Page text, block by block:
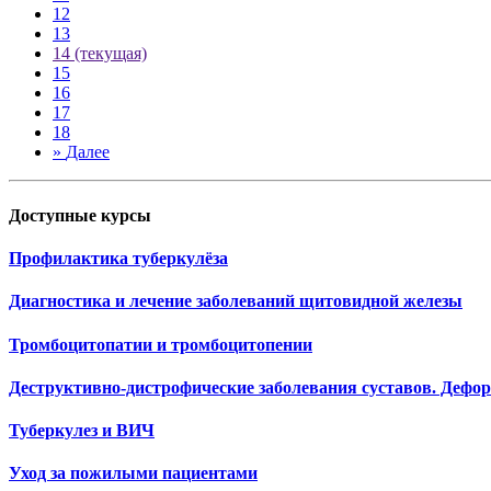
12
13
14 (текущая)
15
16
17
18
» Далее
Доступные курсы
Профилактика туберкулёза
Диагностика и лечение заболеваний щитовидной железы
Тромбоцитопатии и тромбоцитопении
Деструктивно-дистрофические заболевания суставов.
Туберкулез и ВИЧ
Уход за пожилыми пациентами